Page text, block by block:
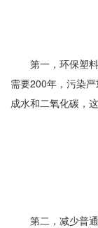
第一，环保塑料
需要200年，污染
成水和二氧化碳，
第二，减少普通